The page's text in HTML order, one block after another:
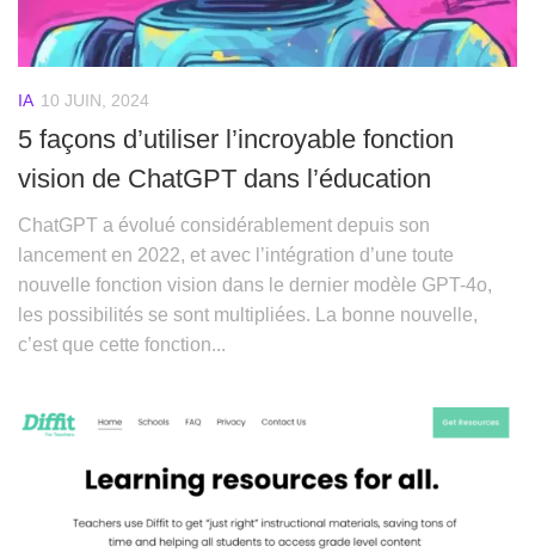
IA 10 JUIN, 2024
5 façons d’utiliser l’incroyable fonction
vision de ChatGPT dans l’éducation
ChatGPT a évolué considérablement depuis son
lancement en 2022, et avec l’intégration d’une toute
nouvelle fonction vision dans le dernier modèle GPT-4o,
les possibilités se sont multipliées. La bonne nouvelle,
c’est que cette fonction...